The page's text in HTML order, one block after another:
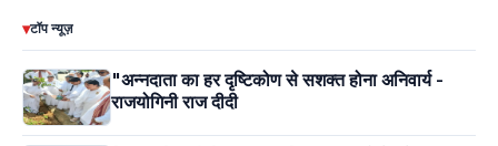
▾टॉप न्यूज़
"अन्नदाता का हर दृष्टिकोण से सशक्त होना अनिवार्य -
राजयोगिनी राज दीदी